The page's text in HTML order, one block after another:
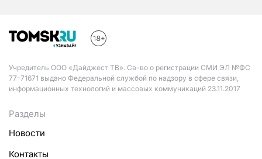
Учредитель ООО «Дайджест ТВ». Св-во о регистрации СМИ ЭЛ №ФС
77-71671 выдано Федеральной службой по надзору в сфере связи,
информационных технологий и массовых коммуникаций 23.11.2017
Разделы
Новости
Контакты